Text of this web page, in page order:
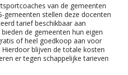
van de gemeenten
gemeenten stellen deze docenten
tarief beschikbaar aan
bieden de gemeenten hun eigen
of heel goedkoop aan voor
blijven de totale kosten
er tegen schappelijke tarieven